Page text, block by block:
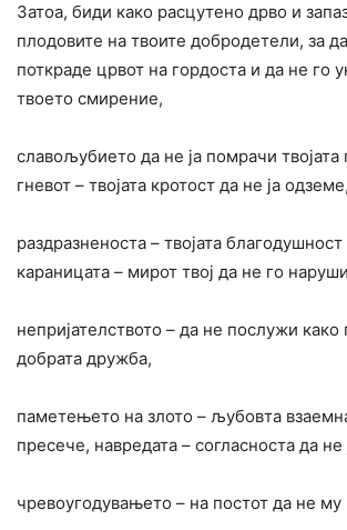
Затоа, биди како расцутено дрво и
плодовите на твоите добродетели, за
поткраде црвот на гордоста и да не го
твоето смирение,
славољубието да не ја помрачи
гневот – твојата кротост да не ја одземе,
раздразненоста – твојата
караницата – мирот твој да не го
непријателството – да не послужи како
добрата дружба,
паметењето на злото – љубовта
пресече, навредата – согласноста да
чревоугодувањето – на постот да не